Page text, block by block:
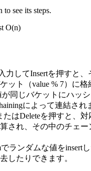
to see its steps.
O(n)
力してInsertを押すと、
ット（value % 7）に格
が同じバケットにハッシ
によって連結され
たはDeleteを押すと、
され、その中のチェー
でランダムな値をinsert
したりできます。